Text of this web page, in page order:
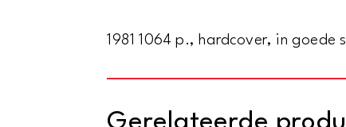
1981 1064 p., hardcover, in